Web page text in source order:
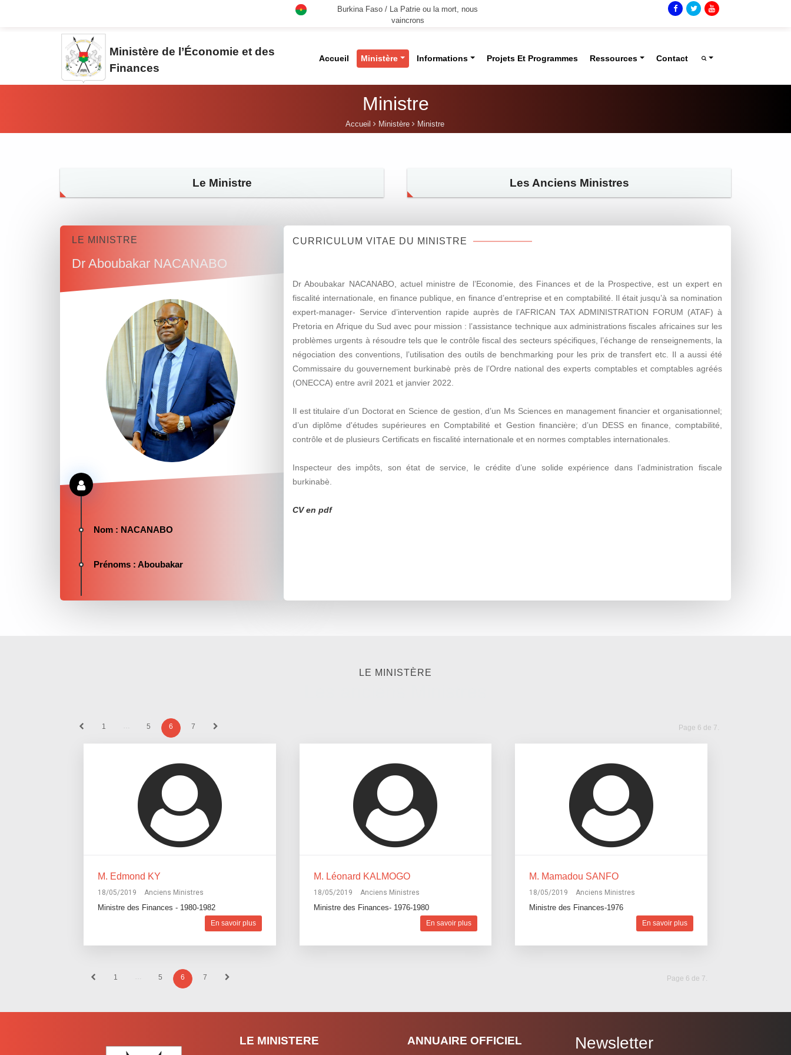
Burkina Faso / La Patrie ou la mort, nous
vaincrons
Ministère de l’Économie et des
Finances
Accueil Ministère Informations Projets Et Programmes Ressources Contact
Ministre
Accueil Ministère Ministre
Le Ministre Les Anciens Ministres
LE MINISTRE
Dr Aboubakar NACANABO
Nom : NACANABO
Prénoms : Aboubakar
CURRICULUM VITAE DU MINISTRE
Dr Aboubakar NACANABO, actuel ministre de l’Economie, des Finances et de la Prospective, est un expert en
fiscalité internationale, en finance publique, en finance d’entreprise et en comptabilité. Il était jusqu’à sa nomination
expert-manager- Service d’intervention rapide auprès de l’AFRICAN TAX ADMINISTRATION FORUM (ATAF) à
Pretoria en Afrique du Sud avec pour mission : l’assistance technique aux administrations fiscales africaines sur les
problèmes urgents à résoudre tels que le contrôle fiscal des secteurs spécifiques, l’échange de renseignements, la
négociation des conventions, l’utilisation des outils de benchmarking pour les prix de transfert etc. Il a aussi été
Commissaire du gouvernement burkinabè près de l’Ordre national des experts comptables et comptables agréés
(ONECCA) entre avril 2021 et janvier 2022.
Il est titulaire d’un Doctorat en Science de gestion, d’un Ms Sciences en management financier et organisationnel;
d’un diplôme d'études supérieures en Comptabilité et Gestion financière; d’un DESS en finance, comptabilité,
contrôle et de plusieurs Certificats en fiscalité internationale et en normes comptables internationales.
Inspecteur des impôts, son état de service, le crédite d’une solide expérience dans l’administration fiscale
burkinabè.
CV en pdf
LE MINISTÈRE
Page 6 de 7.
1 5 6 7
M. Edmond KY
18/05/2019 Anciens Ministres
Ministre des Finances - 1980-1982
En savoir plus
M. Léonard KALMOGO
18/05/2019 Anciens Ministres
Ministre des Finances- 1976-1980
En savoir plus
M. Mamadou SANFO
18/05/2019 Anciens Ministres
Ministre des Finances-1976
En savoir plus
Page 6 de 7.
1 … 5 6 7
LE MINISTERE ANNUAIRE OFFICIEL Newsletter